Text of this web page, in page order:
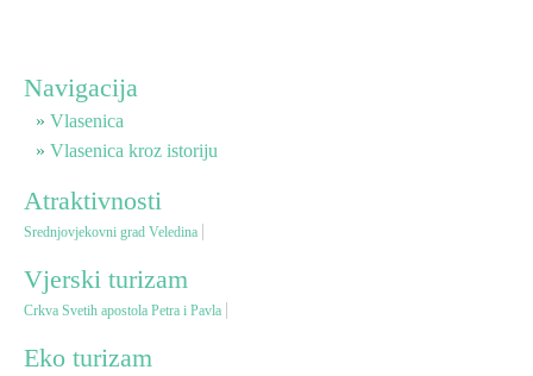
Planinski turizam
Banjski turizam
Avantura
Navigacija
Vlasenica
Vlasenica kroz istoriju
Atraktivnosti
Srednjovjekovni grad Veledina
Vjerski turizam
Crkva Svetih apostola Petra i Pavla
Eko turizam